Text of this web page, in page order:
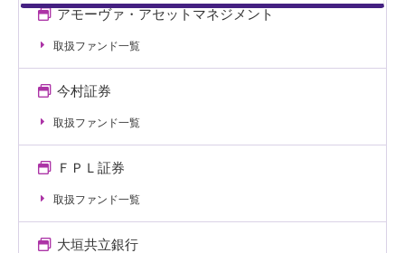
アモーヴァ・アセットマネジメント
取扱ファンド一覧
今村証券
取扱ファンド一覧
ＦＰＬ証券
取扱ファンド一覧
大垣共立銀行